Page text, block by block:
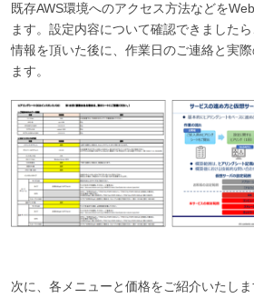
既存AWS環境へのアクセス方法などを
ます。設定内容について確認できました
情報を頂いた後に、作業日のご連絡と実
ます。
次に、各メニューと価格をご紹介いたし